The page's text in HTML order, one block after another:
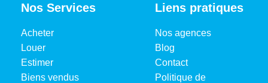
Nos Services
Acheter
Louer
Estimer
Biens vendus
Liens pratiques
Nos agences
Blog
Contact
Politique de